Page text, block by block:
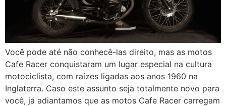
Você pode até não conhecê-las direito, mas as motos
Cafe Racer conquistaram um lugar especial na cultura
motociclista, com raízes ligadas aos anos 1960 na
Inglaterra. Caso este assunto seja totalmente novo para
você, já adiantamos que as motos Cafe Racer carregam